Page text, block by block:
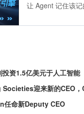
让 Agent 记住该
资1.5亿美元于人工智能
迎来新的CEO，
任命新Deputy CEO